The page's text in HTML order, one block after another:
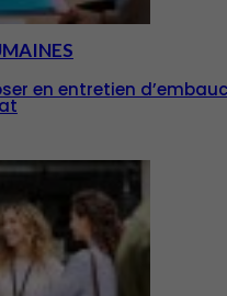
en entretien